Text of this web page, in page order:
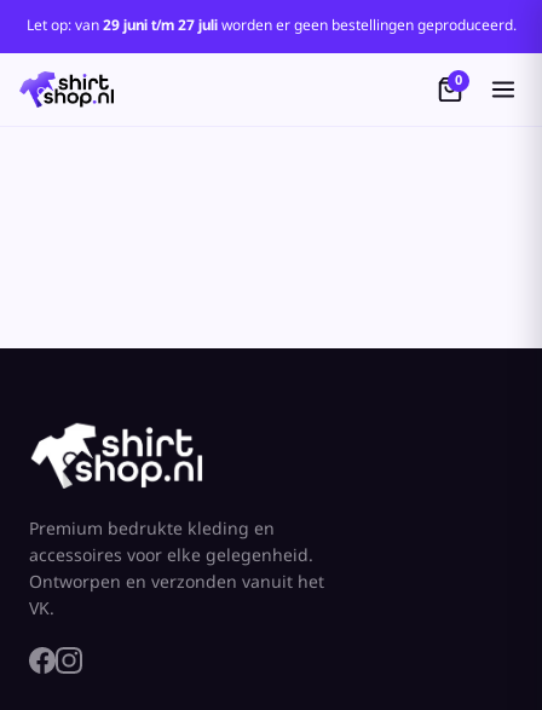
Let op: van29 juni t/m 27 juliworden er geen bestellingen geproduceerd.
0
Premium bedrukte kleding en
accessoires voor elke gelegenheid.
Ontworpen en verzonden vanuit het
VK.
Standaard
Price: Lowest First
Price: Highest First